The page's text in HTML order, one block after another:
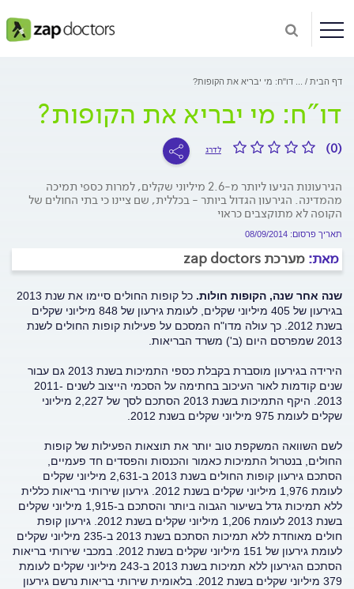
דף הבית דו"ח: מי יבריא את הקופות?
דו"ח: מי יבריא את הקופות?
(0) לדרג
הגירעונות הגיעו ליותר מ-2.6 מיליוני שקלים, למרות כספי תמיכה
מהמדינה. הגירעון הגדול ביותר - בכללית, שם ציינו כי בתי החולים של
הקופה לא מתוקצבים כראוי
תאריך פרסום: 08/09/2014
מאת: מערכת zap doctors
שנה אחר שנה, הקופות חולות.
כל קופות החולים סיימו את שנת 2013
בגירעון של 405 מיליוני שקלים, לעומת גירעון של 848 מיליוני שקלים
בשנת 2012. כך עולה מדו"ח המסכם על פעילות קופות החולים לשנת
2013 שמפרסם היום (ב') משרד הבריאות.
הירידה בגירעון מוסברת בקבלת כספי התמיכות בשנת 2013 גם עבור
שנים קודמות לאור העיכוב בחתימה על הסכמי הייצוב לשנים 2011-
2013. היקף התמיכות בשנת 2013 הסתכם לסך של 2,227 מיליוני
שקלים לעומת 975 מיליוני שקלים בשנת 2012.
לשם השוואה המשקפת טוב יותר את תוצאות הפעילות של קופות
החולים, בנטרול התמיכות כאמור והכנסות והפסדים חד פעמיים,
הסתכם גירעון קופות החולים בשנת 2013 ב-2,631 מיליוני שקלים
לעומת 1,976 מיליוני שקלים בשנת 2012. גירעון שירותי בריאות כללית
ללא תמיכות גדל בשיעור הגבוה ביותר והסתכם ב-1,915 מיליוני שקלים
בשנת 2013 לעומת 1,206 מיליוני שקלים בשנת 2012. גירעון קופת
חולים מאוחדת ללא תמיכות הסתכם בשנת 2013 ב-235 מיליוני שקלים
לעומת גירעון של 151 מיליוני שקלים בשנת 2012. במכבי שירותי בריאות
הסתכם הגירעון ללא תמיכות בשנת 2013 ב-243 מיליוני שקלים לעומת
379 מיליוני שקלים בשנת 2012. בלאומית שירותי בריאות נרשם גירעון